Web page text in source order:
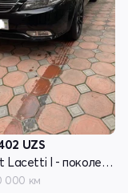
UZS
Chevrolet Lacetti I - поколение рестайлинг
000 км